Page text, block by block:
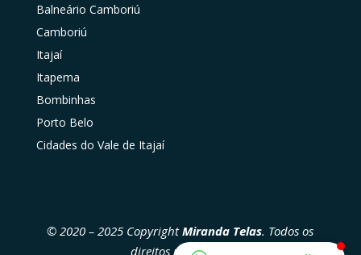
Balneário Camboriú
Camboriú
Itajaí
Itapema
Bombinhas
Porto Belo
Cidades do Vale de Itajaí
© 2020 – 2025 CopyrightMiranda Telas. Todos os
direitos reservados